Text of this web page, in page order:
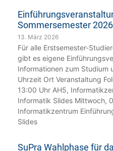
Sommersemester 2026
13. März 2026
Für alle Erstsemester-
gibt es eigene
Informationen zum Studium
Uhrzeit Ort Veranstaltung
13:00 Uhr AH5,
Informatik Slides Mittwoch,
Informatikzentrum
Slides
SuPra Wahlphase für